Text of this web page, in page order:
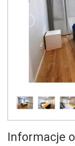
Informacje